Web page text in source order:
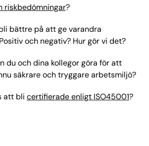
riskbedömningar?
bättre på att ge varandra
och negativ? Hur gör vi det?
du och dina kollegor göra för att
säkrare och tryggare arbetsmiljö?
att bli certifierade enligt ISO45001?